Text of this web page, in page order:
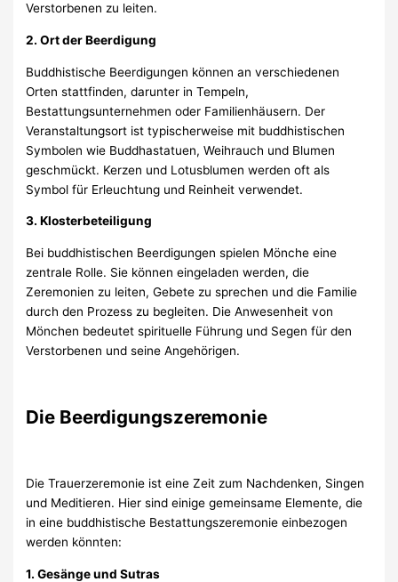
Verstorbenen zu leiten.
2. Ort der Beerdigung
Buddhistische Beerdigungen können an verschiedenen
Orten stattfinden, darunter in Tempeln,
Bestattungsunternehmen oder Familienhäusern. Der
Veranstaltungsort ist typischerweise mit buddhistischen
Symbolen wie Buddhastatuen, Weihrauch und Blumen
geschmückt. Kerzen und Lotusblumen werden oft als
Symbol für Erleuchtung und Reinheit verwendet.
3. Klosterbeteiligung
Bei buddhistischen Beerdigungen spielen Mönche eine
zentrale Rolle. Sie können eingeladen werden, die
Zeremonien zu leiten, Gebete zu sprechen und die Familie
durch den Prozess zu begleiten. Die Anwesenheit von
Mönchen bedeutet spirituelle Führung und Segen für den
Verstorbenen und seine Angehörigen.
Die Beerdigungszeremonie
Die Trauerzeremonie ist eine Zeit zum Nachdenken, Singen
und Meditieren. Hier sind einige gemeinsame Elemente, die
in eine buddhistische Bestattungszeremonie einbezogen
werden könnten:
1. Gesänge und Sutras